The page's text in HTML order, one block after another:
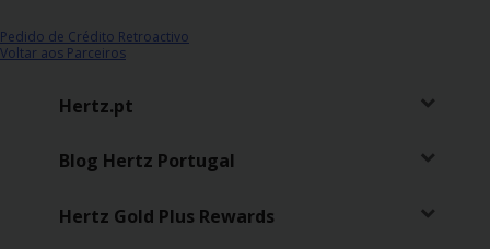
e
Serviços
Pedido de Crédito Retroactivo
Voltar aos Parceiros
Hertz.pt
Blog Hertz Portugal
Hertz Gold Plus Rewards